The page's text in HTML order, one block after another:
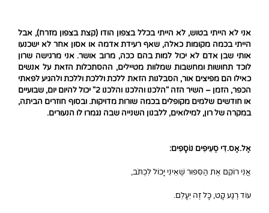
אני לא הייתי בטוש, לא הייתי בכלל בצפון הודו (קצת בצפון מזרח), אבל
הייתי בכמה מקומות כאלה, שאף רעידת אדמה או אסון אחר לא ישכנעו
אותי שבן אדם לא יכול למות בהם ככה, מרוב אושר. אני מרגישה שרון
לוכד תחושות ומחשבות שמלוות מטיילים, ההסתכלות הזאת על אנשים
כאילו הם מפיצים אור, הסבלנות הזאת ללכת וללכת וללכת ולהגיע לפאתי
הכפר, הזמן – השיר הזה "הלכנו והלכנו והלכנו 2" יכול להיום יום, שבועיים
או חודשים שלמים מקופלים בכמה שורות מדויקות. ובסוף חוזרים הביתה,
במקרה של רון, למילואים, ללבנון השנייה שבה נגמרו לו הנעורים.
אֶל.אֶס.דִי סְעִיפִים נוֹסָפִים:
אֲנִי רוֹקֵם אֶת הַסִּפּוּר שֶׁאֵינִי יָכוֹל לִכְתֹּב,
עוֹד רֶגַע קָט, כָּל זֶה יֵעָלֵם.